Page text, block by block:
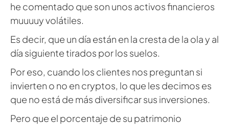
he comentado que son unos activos financieros
muuuuy volátiles.
Es decir, que un día están en la cresta de la ola y al
día siguiente tirados por los suelos.
Por eso, cuando los clientes nos preguntan si
invierten o no en cryptos, lo que les decimos es
que no está de más diversificar sus inversiones.
Pero que el porcentaje de su patrimonio